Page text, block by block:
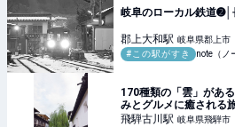
岐阜のローカル鉄道➋│
郡上大和駅 岐阜県郡上市
#この駅がすき
note（ノ
170種類の「雲」があ
みとグルメに癒される
飛騨古川駅 岐阜県飛騨市